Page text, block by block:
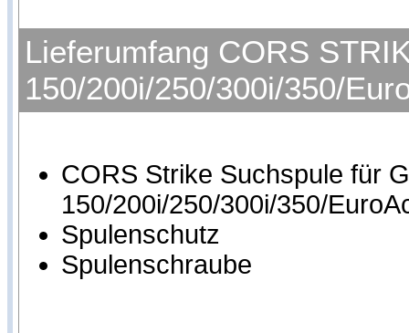
Lieferumfang CORS
150/200i/250/300i/350/
CORS Strike Suchspule für
150/200i/250/300i/350/
Spulenschutz
Spulenschraube